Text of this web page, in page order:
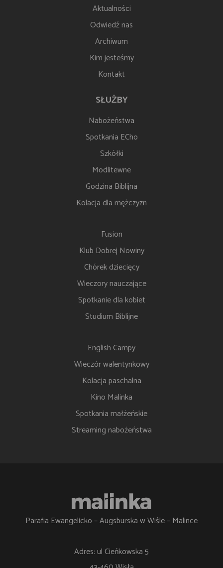
Aktualności
Odwiedź nas
Archiwum
Kim jesteśmy
Kontakt
SŁUŻBY
Nabożeństwa
Spotkania ECho
Szkółki
Modlitewne
Godzina Biblijna
Kolacja dla mężczyzn
Fusion
Klub Dobrej Nowiny
Chórek dziecięcy
Wieczory nauczające
Spotkanie dla kobiet
Studium Biblijne
English Campy
Wieczór walentynkowy
Kolacja paschalna
Kino Malinka
Spotkania małżeńskie
Streaming nabożeństwa
Parafia Ewangelicko – Augsburska w Wiśle – Malince
Adres: ul Cieńkowska 5